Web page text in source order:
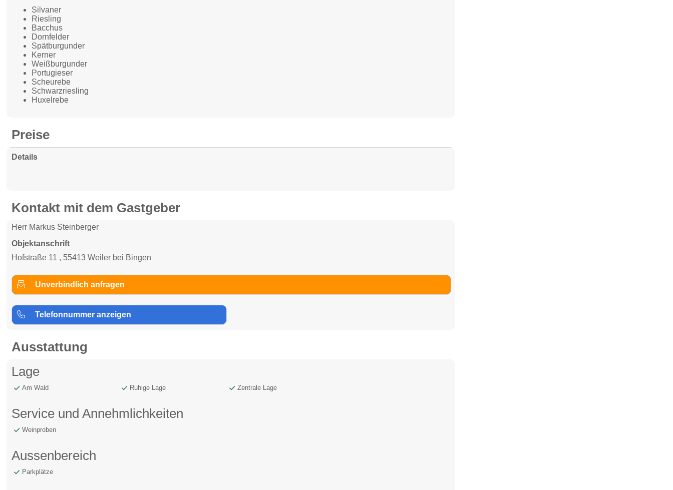
Silvaner
Riesling
Bacchus
Dornfelder
Spätburgunder
Kerner
Weißburgunder
Portugieser
Scheurebe
Schwarzriesling
Huxelrebe
Preise
Details
Kontakt mit dem Gastgeber
Herr Markus Steinberger
Objektanschrift
Hofstraße 11 , 55413 Weiler bei Bingen
Unverbindlich anfragen
Telefonnummer anzeigen
Ausstattung
Lage
Am Wald Ruhige Lage Zentrale Lage
Service und Annehmlichkeiten
Weinproben
Aussenbereich
Parkplätze